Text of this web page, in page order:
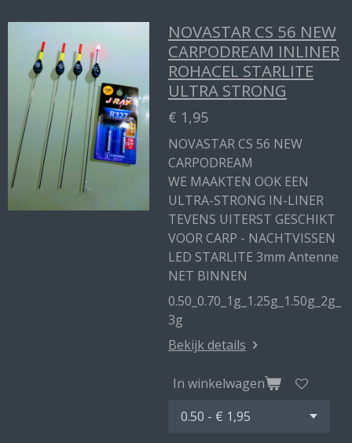
NOVASTAR CS 56 NEW
CARPODREAM INLINER
ROHACEL STARLITE
ULTRA STRONG
€ 1,95
NOVASTAR CS 56 NEW
CARPODREAM
WE MAAKTEN OOK EEN
ULTRA-STRONG IN-LINER
TEVENS UITERST GESCHIKT
VOOR CARP - NACHTVISSEN
LED STARLITE 3mm Antenne
NET BINNEN
0.50_0.70_1g_1.25g_1.50g_2g_
3g
Bekijk details
In winkelwagen